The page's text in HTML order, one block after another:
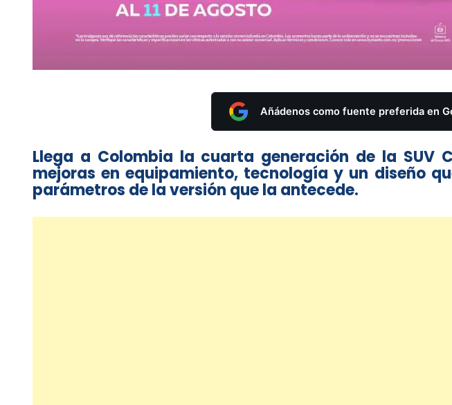
Añádenos como fuente preferida en
Llega a Colombia la cuarta generación de la SUV
mejoras en equipamiento, tecnología y un diseño
parámetros de la versión que la antecede.